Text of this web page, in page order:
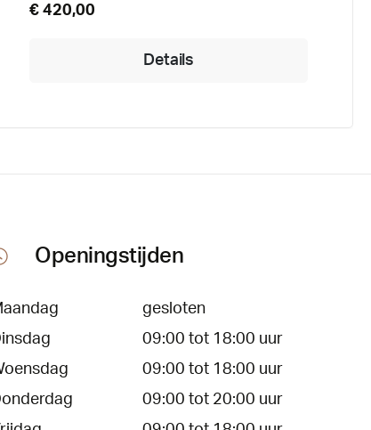
€ 420,00
Details
Openingstijden
gesloten
09:00 tot 18:00 uur
09:00 tot 18:00 uur
09:00 tot 20:00 uur